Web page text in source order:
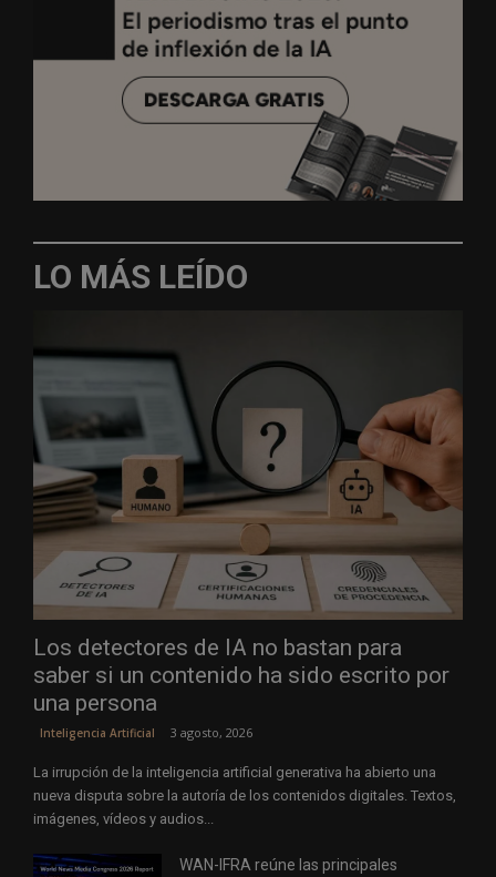
LO MÁS LEÍDO
Los detectores de IA no bastan para
saber si un contenido ha sido escrito por
una persona
Inteligencia Artificial 3 agosto, 2026
La irrupción de la inteligencia artificial generativa ha abierto una
nueva disputa sobre la autoría de los contenidos digitales. Textos,
imágenes, vídeos y audios...
WAN-IFRA reúne las principales